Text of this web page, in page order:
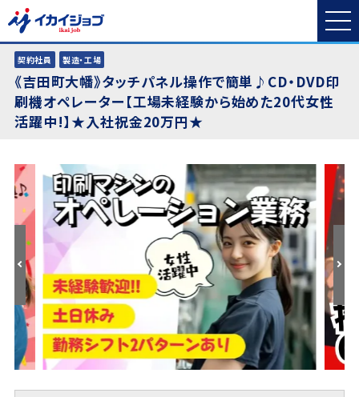
契約社員 製造・工場
《吉田町大幡》タッチパネル操作で簡単♪CD・DVD印
刷機オペレーター【工場未経験から始めた20代女性
活躍中!】★入社祝金20万円★